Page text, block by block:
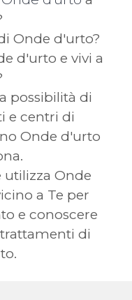
Onde d'urto?
d'urto e vivi a
possibilità di
e centri di
Onde d'urto
Onde
a Te per
e conoscere
di